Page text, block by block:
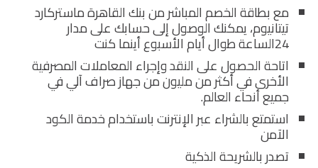
مع بطاقة الخصم المباشر من بنك القاهرة ماستركارد
تيتانيوم، يمكنك الوصول إلى حسابك على مدار
24الساعة طوال أيام الأسبوع أينما كنت
اتاحة الحصول على النقد وإجراء المعاملات المصرفية
الأخرى في أكثر من مليون من جهاز صراف آلي في
جميع أنحاء العالم.
استمتع بالشراء عبر الإنترنت باستخدام خدمة الكود
الآمن
تصدر بالشريحة الذكية